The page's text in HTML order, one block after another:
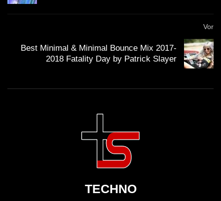
Vor
Best Minimal & Minimal Bounce Mix 2017-
2018 Fatality Day by Patrick Slayer
TECHNO